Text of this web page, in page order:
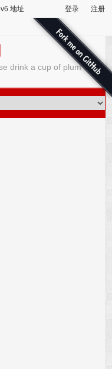
地址 登录 注册
drink a cup of plum wine